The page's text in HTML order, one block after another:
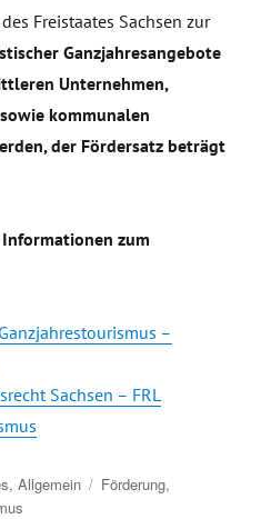
Freistaates Sachsen zur
Ganzjahresangebote
Unternehmen,
kommunalen
der Fördersatz beträgt
zum
–
Sachsen – FRL
,Allgemein Schlagwörter
Förderung,